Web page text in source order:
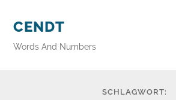
CENDT
Words And Numbers
SCHLAGWORT: